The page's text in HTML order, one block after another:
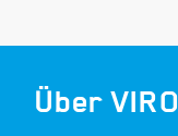
Über VIRO